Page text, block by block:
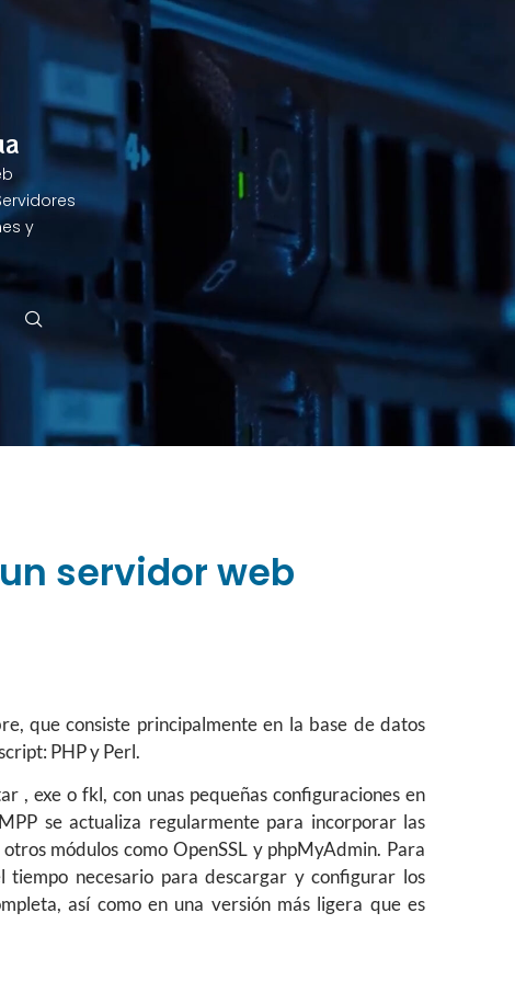
y
servidor web
que consiste principalmente en la base de datos
PHP y Perl.
, exe o fkl, con unas pequeñas configuraciones en
se actualiza regularmente para incorporar las
módulos como OpenSSL y phpMyAdmin. Para
necesario para descargar y configurar los
así como en una versión más ligera que es